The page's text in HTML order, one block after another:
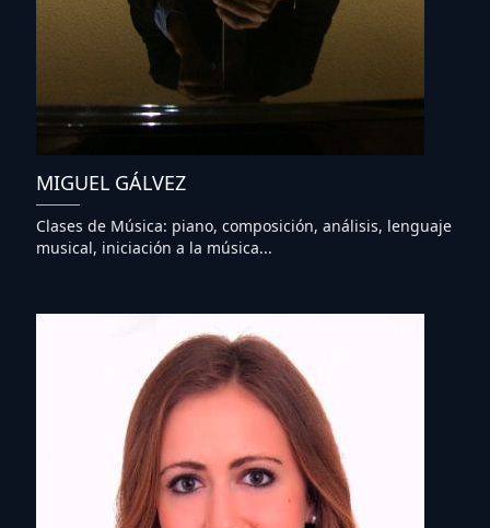
MIGUEL GÁLVEZ
Clases de Música: piano, composición, análisis, lenguaje
musical, iniciación a la música...